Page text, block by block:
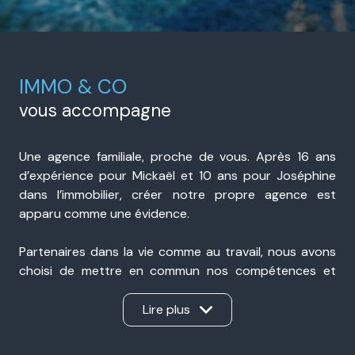
IMMO & CO
vous accompagne
Une agence familiale, proche de vous. Après 16 ans
d’expérience pour Mickaël et 10 ans pour Joséphine
dans l’immobilier, créer notre propre agence est
apparu comme une évidence.
Partenaires dans la vie comme au travail, nous avons
choisi de mettre en commun nos compétences et
notre expérience pour accompagner nos clients avec
sérieux, transparence et réactivité. Présents à Portes-
lès-Valence et à Valence, nous sommes une agence
Lire plus